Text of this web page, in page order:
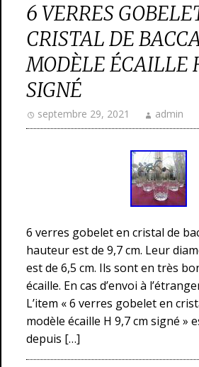
6 VERRES
CRISTAL DE
MODÈLE ÉCAILLE
SIGNÉ
septembre 29, 2021 admin
6 verres gobelet en cristal de
hauteur est de 9,7 cm. Leur
est de 6,5 cm. Ils sont en très
écaille. En cas d’envoi à
L’item « 6 verres gobelet en
modèle écaille H 9,7 cm signé »
depuis […]